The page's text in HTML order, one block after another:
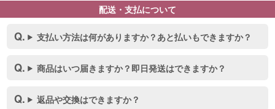
配送・支払について
支払い方法は何がありますか？あと払いもできますか？
商品はいつ届きますか？即日発送はできますか？
返品や交換はできますか？